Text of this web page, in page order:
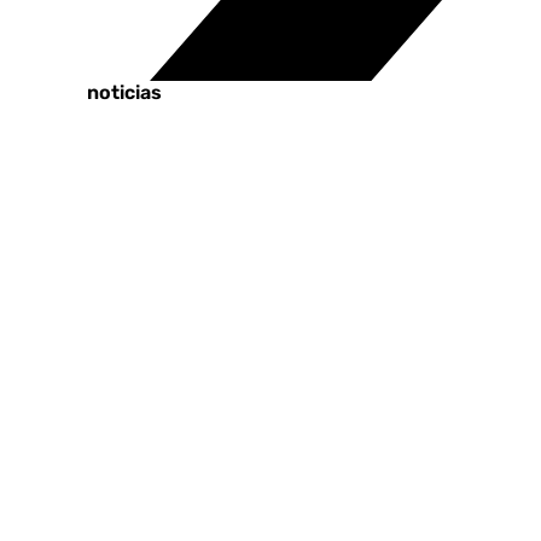
Últimas noticias